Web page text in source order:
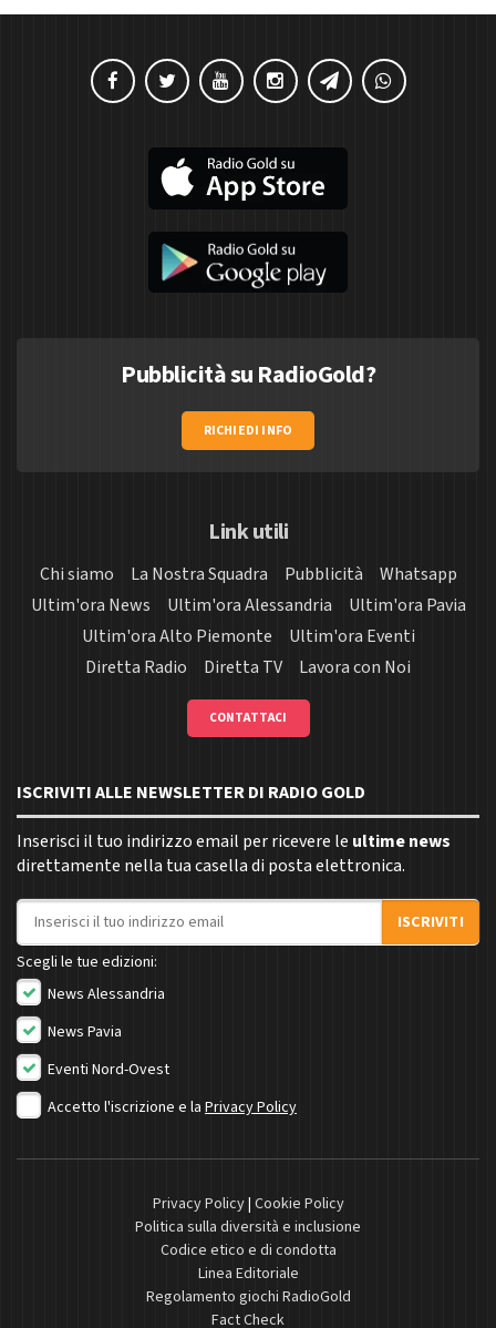
Pubblicità su RadioGold?
RICHIEDI INFO
Link utili
Chi siamo La Nostra Squadra Pubblicità
Whatsapp
Ultim'ora News
Ultim'ora Alessandria
Ultim'ora Pavia
Ultim'ora Alto Piemonte
Ultim'ora Eventi
Diretta Radio
Diretta TV Lavora con Noi
CONTATTACI
ISCRIVITI ALLE NEWSLETTER DI RADIO GOLD
Inserisci il tuo indirizzo email per ricevere le ultime news
direttamente nella tua casella di posta elettronica.
Indirizzo email
ISCRIVITI
Scegli le tue edizioni:
News Alessandria
News Pavia
Eventi Nord-Ovest
Accetto l'iscrizione e la Privacy Policy
Privacy Policy| Cookie Policy
Politica sulla diversità e inclusione
Codice etico e di condotta
Linea Editoriale
Regolamento giochi RadioGold
Fact Check